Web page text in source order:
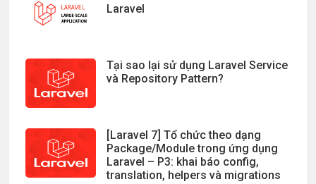
Laravel
Tại sao lại sử dụng Laravel Service
và Repository Pattern?
[Laravel 7] Tổ chức theo dạng
Package/Module trong ứng dụng
Laravel – P3: khai báo config,
translation, helpers và migrations